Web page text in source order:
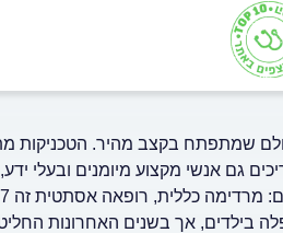
שמתפתח בקצב מהיר. הטכניקות
גם אנשי מקצוע מיומנים ובעלי
בילדים, אך בשנים האחרונות